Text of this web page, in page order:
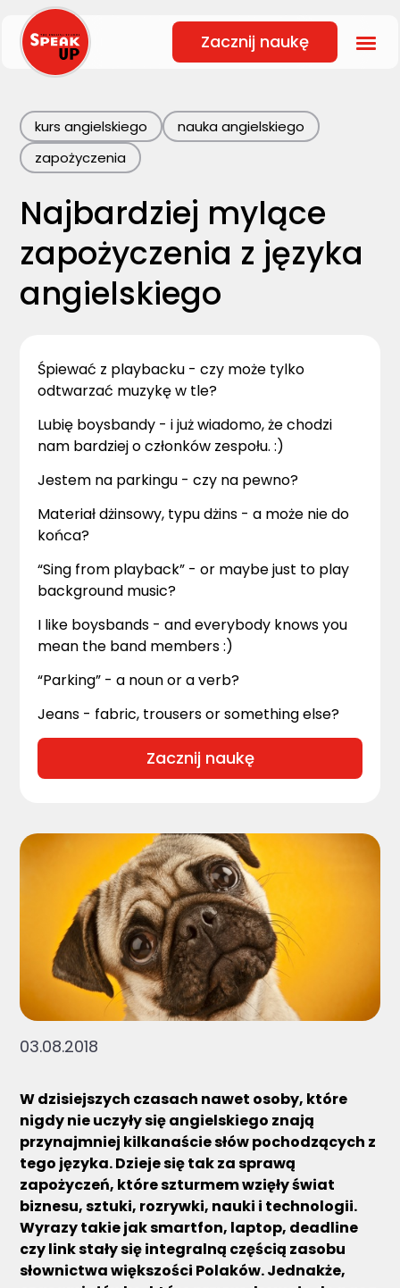
Zacznij naukę
kurs angielskiego
nauka angielskiego
zapożyczenia
Najbardziej mylące
zapożyczenia z języka
angielskiego
Śpiewać z playbacku - czy może tylko
odtwarzać muzykę w tle?
Lubię boysbandy - i już wiadomo, że chodzi
nam bardziej o członków zespołu. :)
Jestem na parkingu - czy na pewno?
Materiał dżinsowy, typu dżins - a może nie do
końca?
“Sing from playback” - or maybe just to play
background music?
I like boysbands - and everybody knows you
mean the band members :)
“Parking” - a noun or a verb?
Jeans - fabric, trousers or something else?
Zacznij naukę
03.08.2018
W dzisiejszych czasach nawet osoby, które
nigdy nie uczyły się angielskiego znają
przynajmniej kilkanaście słów pochodzących z
tego języka. Dzieje się tak za sprawą
zapożyczeń, które szturmem wzięły świat
biznesu, sztuki, rozrywki, nauki i technologii.
Wyrazy takie jak smartfon, laptop, deadline
czy link stały się integralną częścią zasobu
słownictwa większości Polaków. Jednakże,